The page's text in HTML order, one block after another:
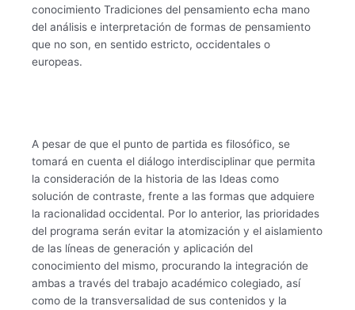
conocimiento Tradiciones del pensamiento echa mano
del análisis e interpretación de formas de pensamiento
que no son, en sentido estricto, occidentales o
europeas.
A pesar de que el punto de partida es filosófico, se
tomará en cuenta el diálogo interdisciplinar que permita
la consideración de la historia de las Ideas como
solución de contraste, frente a las formas que adquiere
la racionalidad occidental. Por lo anterior, las prioridades
del programa serán evitar la atomización y el aislamiento
de las líneas de generación y aplicación del
conocimiento del mismo, procurando la integración de
ambas a través del trabajo académico colegiado, así
como de la transversalidad de sus contenidos y la